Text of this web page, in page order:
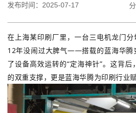
发布时间： 2025-07-17
在上海某印刷厂里，一台三电机龙门分
12年没闹过大脾气——搭载的蓝海华腾
了设备高效运转的“定海神针”。这背
的双重支撑，更是蓝海华腾为印刷行业